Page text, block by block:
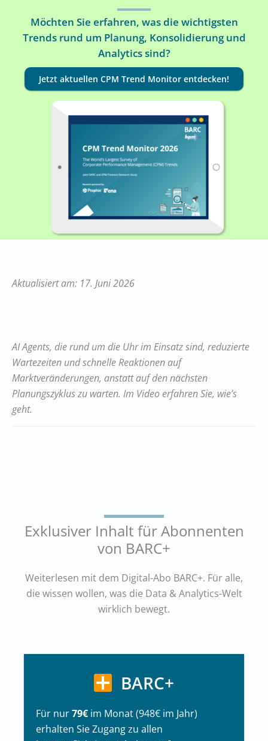
Möchten Sie erfahren, was die wichtigsten
Trends rund um Planung, Konsolidierung und
Analytics sind?
Jetzt aktuellen CPM Trend Monitor entdecken!
Aktualisiert am: 17. Juni 2026
AI Agents, die rund um die Uhr im Einsatz sind, reduzierte
Wartezeiten und schnelle Reaktionen auf
Marktveränderungen, anstatt auf den nächsten
Planungszyklus zu warten. Im Video erfahren Sie, wie’s
geht.
Exklusiver Inhalt für Abonnenten
von BARC+
Weiterlesen mit dem Digital-Abo BARC+. Für alle,
die wissen wollen, was die Data & Analytics-Welt
wirklich bewegt.
BARC+
Für nur79€ im Monat (948€ im Jahr)
erhalten Sie Zugang zu allen